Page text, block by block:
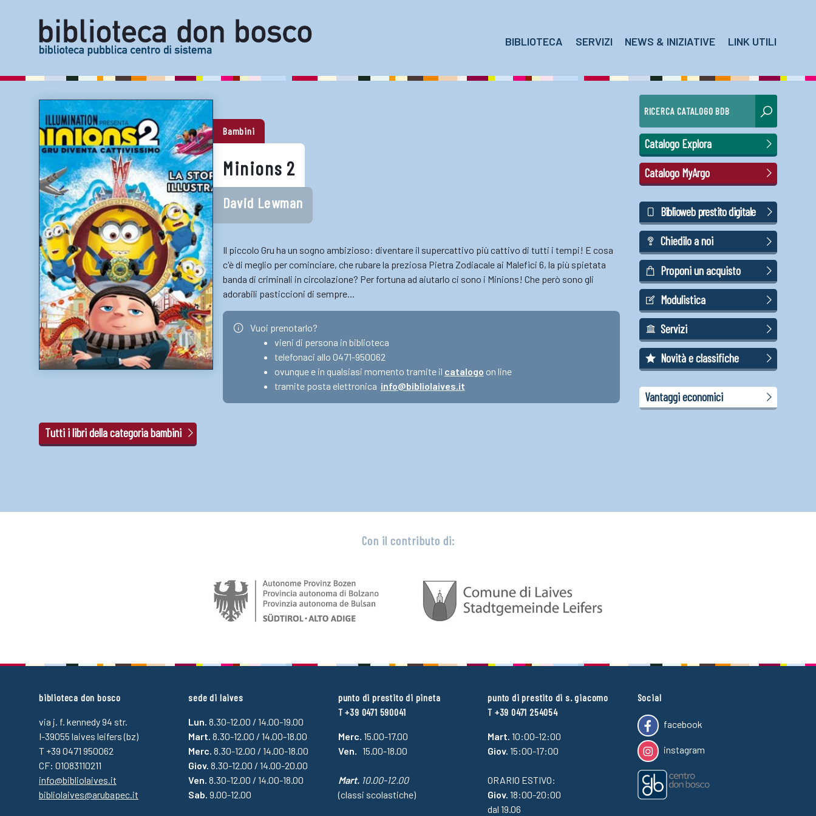
BIBLIOTECA SERVIZI NEWS & INIZIATIVE LINK UTILI
Bambini
Minions 2
David Lewman
Il piccolo Gru ha un sogno ambizioso: diventare il supercattivo più cattivo di tutti i tempi! E cosa
c'è di meglio per cominciare, che rubare la preziosa Pietra Zodiacale ai Malefici 6, la più spietata
banda di criminali in circolazione? Per fortuna ad aiutarlo ci sono i Minions! Che però sono gli
adorabili pasticcioni di sempre...
Vuoi prenotarlo?
vieni di persona in biblioteca
telefonaci allo 0471-950062
ovunque e in qualsiasi momento tramite il catalogo on line
tramite posta elettronica info@bibliolaives.it
Tutti i libri della categoria bambini
RICERCA CATALOGO BDB
Catalogo Explora
Catalogo MyArgo
Biblioweb prestito digitale
Chiedilo a noi
Proponi un acquisto
Modulistica
Servizi
Novità e classifiche
Vantaggi economici
Con il contributo di:
biblioteca don bosco
via j. f. kennedy 94 str.
I-39055 laives leifers (bz)
T +39 0471 950062
CF: 01083110211
info@bibliolaives.it
bibliolaives@arubapec.it
sede di laives
Lun.8.30-12.00 / 14.00-19.00
Mart.8.30-12.00 / 14.00-18.00
Merc. 8.30-12.00 / 14.00-18.00
Giov.8.30-12.00 / 14.00-20.00
Ven. 8.30-12.00 / 14.00-18.00
Sab. 9.00-12.00
punto di prestito di pineta
T +39 0471 590041
Merc. 15.00-17.00
Ven. 15.00-18.00
Mart. 10.00-12.00
(classi scolastiche)
punto di prestito di s. giacomo
T +39 0471 254054
Mart. 10:00-12:00
Giov. 15:00-17:00
ORARIO ESTIVO:
Giov. 18:00-20:00
dal 19.06
Social
facebook
instagram